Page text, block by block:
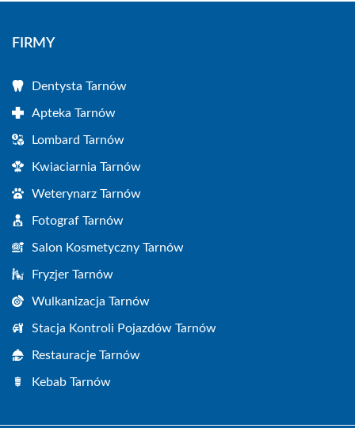
FIRMY
Dentysta Tarnów
Apteka Tarnów
Lombard Tarnów
Kwiaciarnia Tarnów
Weterynarz Tarnów
Fotograf Tarnów
Salon Kosmetyczny Tarnów
Fryzjer Tarnów
Wulkanizacja Tarnów
Stacja Kontroli Pojazdów Tarnów
Restauracje Tarnów
Kebab Tarnów